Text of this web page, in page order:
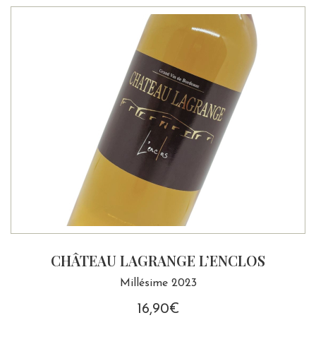
CHÂTEAU LAGRANGE L’ENCLOS
Millésime 2023
16,90€